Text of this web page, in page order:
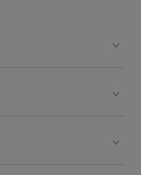
marzo 2026
para el curso